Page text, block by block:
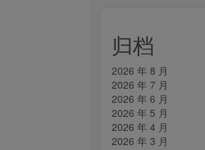
归档
2026 年 8 月
2026 年 7 月
2026 年 6 月
2026 年 5 月
2026 年 4 月
2026 年 3 月